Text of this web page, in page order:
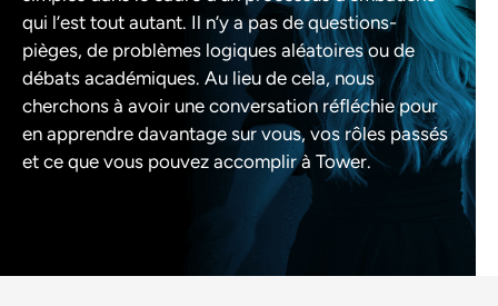
qui l’est tout autant. Il n’y a pas de questions-
pièges, de problèmes logiques aléatoires ou de
débats académiques. Au lieu de cela, nous
cherchons à avoir une conversation réfléchie pour
en apprendre davantage sur vous, vos rôles passés
et ce que vous pouvez accomplir à Tower.